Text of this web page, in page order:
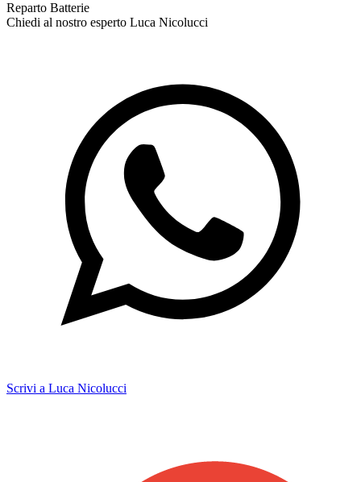
Reparto Batterie
Chiedi al nostro esperto Luca Nicolucci
Scrivi a Luca Nicolucci